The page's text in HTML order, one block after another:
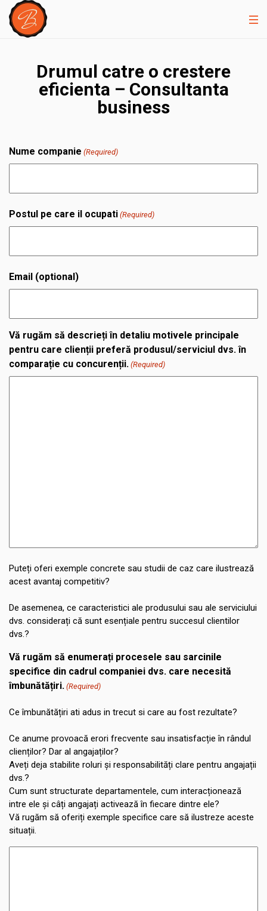
Drumul catre o crestere
eficienta – Consultanta
business
Nume companie (Required)
Postul pe care il ocupati (Required)
Email (optional)
Vă rugăm să descrieți în detaliu motivele principale
pentru care clienții preferă produsul/serviciul dvs. în
comparație cu concurenții. (Required)
Puteți oferi exemple concrete sau studii de caz care ilustrează
acest avantaj competitiv?
De asemenea, ce caracteristici ale produsului sau ale serviciului
dvs. considerați că sunt esențiale pentru succesul clientilor
dvs.?
Vă rugăm să enumerați procesele sau sarcinile
specifice din cadrul companiei dvs. care necesită
îmbunătățiri. (Required)
Ce îmbunătățiri ati adus in trecut si care au fost rezultate?
Ce anume provoacă erori frecvente sau insatisfacție în rândul
clienților? Dar al angajaților?
Aveți deja stabilite roluri și responsabilități clare pentru angajații
dvs.?
Cum sunt structurate departamentele, cum interacționează
intre ele și câți angajați activează în fiecare dintre ele?
Vă rugăm să oferiți exemple specifice care să ilustreze aceste
situații.